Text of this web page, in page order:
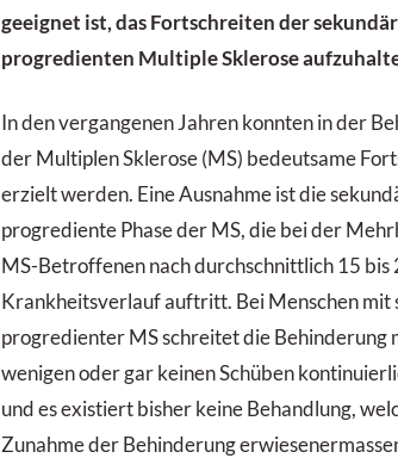
geeignet ist, das Fortschreiten der sekundär
progredienten Multiple Sklerose
In den vergangenen Jahren konnten in der
der Multiplen Sklerose (MS) bedeutsame
erzielt werden. Eine Ausnahme ist die
progrediente Phase der MS, die bei der
MS-Betroffenen nach durchschnittlich 15 bis
Krankheitsverlauf auftritt. Bei Menschen mit
progredienter MS schreitet die Behinderung
wenigen oder gar keinen Schüben
und es existiert bisher keine Behandlung,
Zunahme der Behinderung